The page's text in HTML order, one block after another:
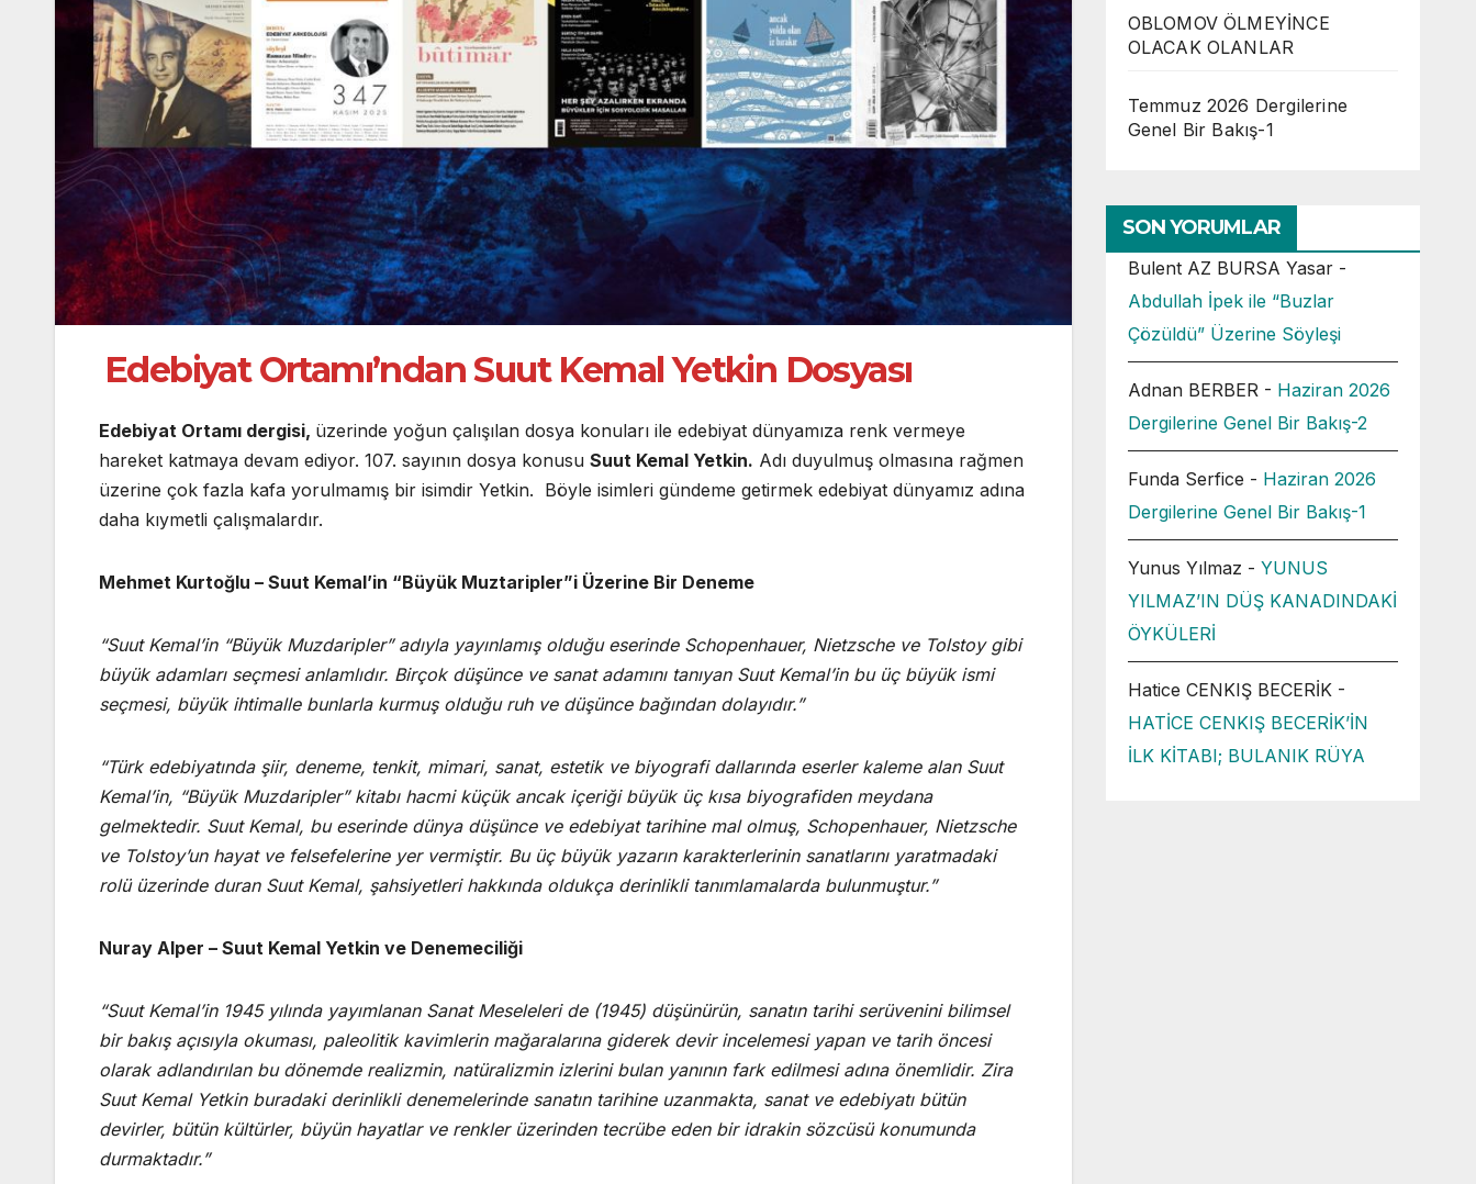
Edebiyat Ortamı’ndan Suut Kemal Yetkin Dosyası
Edebiyat Ortamı dergisi, üzerinde yoğun çalışılan dosya konuları ile edebiyat dünyamıza renk vermeye
hareket katmaya devam ediyor. 107. sayının dosya konusu Suut Kemal Yetkin. Adı duyulmuş olmasına rağmen
üzerine çok fazla kafa yorulmamış bir isimdir Yetkin. Böyle isimleri gündeme getirmek edebiyat dünyamız adına
daha kıymetli çalışmalardır.
Mehmet Kurtoğlu – Suut Kemal’in “Büyük Muztaripler”i Üzerine Bir Deneme
“Suut Kemal’in “Büyük Muzdaripler” adıyla yayınlamış olduğu eserinde Schopenhauer, Nietzsche ve Tolstoy gibi
büyük adamları seçmesi anlamlıdır. Birçok düşünce ve sanat adamını tanıyan Suut Kemal’in bu üç büyük ismi
seçmesi, büyük ihtimalle bunlarla kurmuş olduğu ruh ve düşünce bağından dolayıdır.”
“Türk edebiyatında şiir, deneme, tenkit, mimari, sanat, estetik ve biyografi dallarında eserler kaleme alan Suut
Kemal’in, “Büyük Muzdaripler” kitabı hacmi küçük ancak içeriği büyük üç kısa biyografiden meydana
gelmektedir. Suut Kemal, bu eserinde dünya düşünce ve edebiyat tarihine mal olmuş, Schopenhauer, Nietzsche
ve Tolstoy’un hayat ve felsefelerine yer vermiştir. Bu üç büyük yazarın karakterlerinin sanatlarını yaratmadaki
rolü üzerinde duran Suut Kemal, şahsiyetleri hakkında oldukça derinlikli tanımlamalarda bulunmuştur.”
Nuray Alper – Suut Kemal Yetkin ve Denemeciliği
“Suut Kemal’in 1945 yılında yayımlanan Sanat Meseleleri de (1945) düşünürün, sanatın tarihi serüvenini bilimsel
bir bakış açısıyla okuması, paleolitik kavimlerin mağaralarına giderek devir incelemesi yapan ve tarih öncesi
olarak adlandırılan bu dönemde realizmin, natüralizmin izlerini bulan yanının fark edilmesi adına önemlidir. Zira
Suut Kemal Yetkin buradaki derinlikli denemelerinde sanatın tarihine uzanmakta, sanat ve edebiyatı bütün
devirler, bütün kültürler, büyün hayatlar ve renkler üzerinden tecrübe eden bir idrakin sözcüsü konumunda
durmaktadır.”
OBLOMOV ÖLMEYİNCE
OLACAK OLANLAR
Temmuz 2026 Dergilerine
Genel Bir Bakış-1
SON YORUMLAR
Bulent AZ BURSA Yasar-
Abdullah İpek ile “Buzlar
Çözüldü” Üzerine Söyleşi
Adnan BERBER- Haziran 2026
Dergilerine Genel Bir Bakış-2
Funda Serfice - Haziran 2026
Dergilerine Genel Bir Bakış-1
Yunus Yılmaz - YUNUS
YILMAZ’IN DÜŞ KANADINDAKİ
ÖYKÜLERİ
Hatice CENKIŞ BECERİK-
HATİCE CENKIŞ BECERİK’İN
İLK KİTABI; BULANIK RÜYA